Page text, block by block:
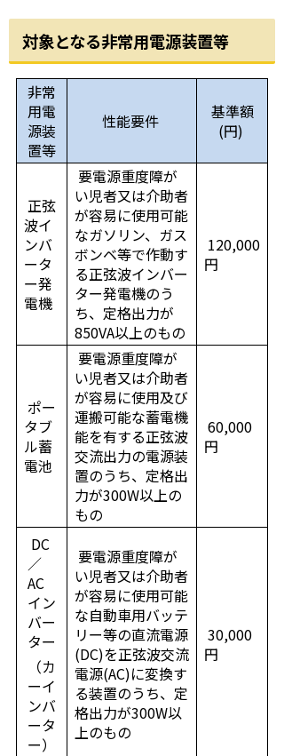
対象となる非常用電源装置等
非常
用電
源装
置等
性能要件
基準額
(円)
正弦
波イ
ンバ
ータ
ー発
電機
要電源重度障が
い児者又は介助者
が容易に使用可能
なガソリン、ガス
ボンベ等で作動す
る正弦波インバー
ター発電機のう
ち、定格出力が
850VA以上のもの
120,000
円
ポー
タブ
ル蓄
電池
要電源重度障が
い児者又は介助者
が容易に使用及び
運搬可能な蓄電機
能を有する正弦波
交流出力の電源装
置のうち、定格出
力が300W以上の
もの
60,000
円
DC
／
AC
イン
バー
ター
（カ
ーイ
ンバ
ータ
ー）
要電源重度障が
い児者又は介助者
が容易に使用可能
な自動車用バッテ
リー等の直流電源
(DC)を正弦波交流
電源(AC)に変換す
る装置のうち、定
格出力が300W以
上のもの
30,000
円